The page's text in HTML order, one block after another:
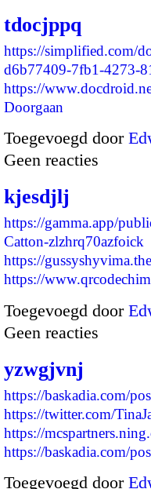
tdocjppq
https://simplified.com/
d6b77409-7fb1-4273-
https://
Doorgaan
Toegevoegd door
Geen reacties
kjesdjlj
https://gamma.app/
Catton-zlzhrq70azfoick
https://
https://
Toegevoegd door
Geen reacties
yzwgjvnj
https://baskadia.com/
https://twitter.com/
https://
https://baskadia.com/
Toegevoegd door